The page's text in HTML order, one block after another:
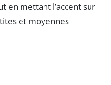
en mettant l’accent sur
et moyennes